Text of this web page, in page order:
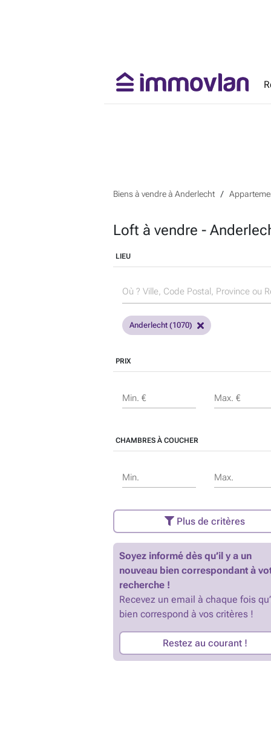
Biens à vendre à Anderlecht
Loft à vendre -
LIEU
Anderlecht (1070)
PRIX
Min. € Max. €
CHAMBRES À COUCHER
Min. Max.
Plus de critères
Soyez informé dès qu’il y a un
nouveau bien correspondant à
recherche !
Recevez un email à chaque fois
bien correspond à vos critères !
Restez au courant !